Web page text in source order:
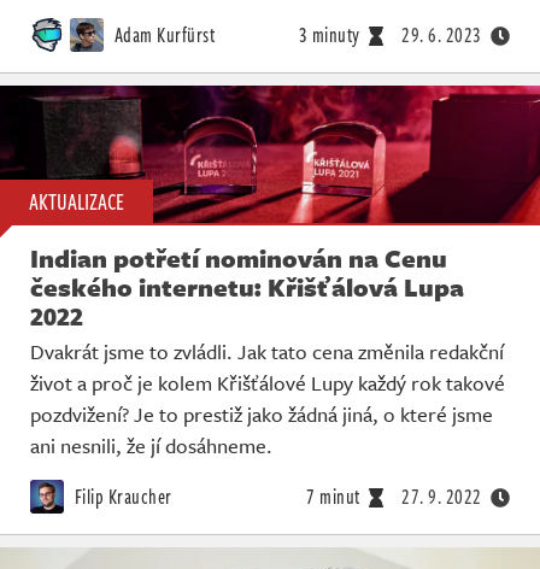
Adam Kurfürst 3 minuty 29. 6. 2023
AKTUALIZACE
Indian potřetí nominován na Cenu
českého internetu: Křišťálová Lupa
2022
Dvakrát jsme to zvládli. Jak tato cena změnila redakční
život a proč je kolem Křišťálové Lupy každý rok takové
pozdvižení? Je to prestiž jako žádná jiná, o které jsme
ani nesnili, že jí dosáhneme.
Filip Kraucher 7 minut 27. 9. 2022